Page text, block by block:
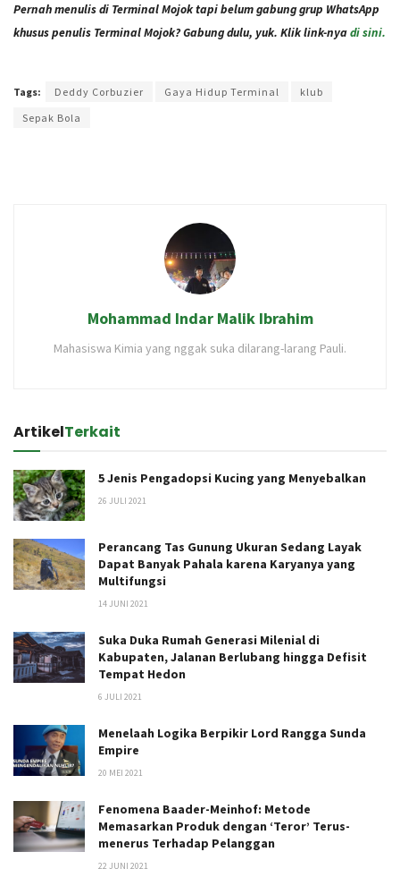
Pernah menulis di Terminal Mojok tapi belum gabung grup WhatsApp
khusus penulis Terminal Mojok? Gabung dulu, yuk. Klik link-nyadi sini.
Tags: Deddy Corbuzier Gaya Hidup Terminal
klub
Sepak Bola
Mohammad Indar Malik Ibrahim
Mahasiswa Kimia yang nggak suka dilarang-larang Pauli.
ArtikelTerkait
5 Jenis Pengadopsi Kucing yang Menyebalkan
26 JULI 2021
Perancang Tas Gunung Ukuran Sedang Layak
Dapat Banyak Pahala karena Karyanya yang
Multifungsi
14 JUNI 2021
Suka Duka Rumah Generasi Milenial di
Kabupaten, Jalanan Berlubang hingga Defisit
Tempat Hedon
6 JULI 2021
Menelaah Logika Berpikir Lord Rangga Sunda
Empire
20 MEI 2021
Fenomena Baader-Meinhof: Metode
Memasarkan Produk dengan ‘Teror’ Terus-
menerus Terhadap Pelanggan
22 JUNI 2021